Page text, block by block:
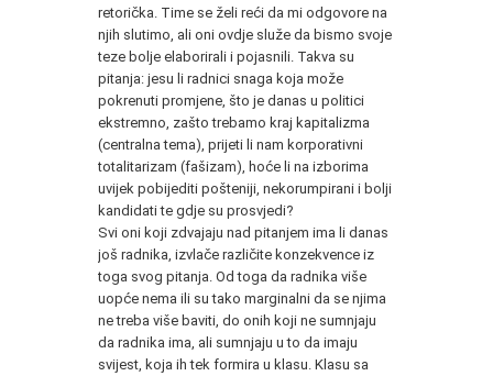
retorička. Time se želi reći da mi odgovore na
njih slutimo, ali oni ovdje služe da bismo svoje
teze bolje elaborirali i pojasnili. Takva su
pitanja: jesu li radnici snaga koja može
pokrenuti promjene, što je danas u politici
ekstremno, zašto trebamo kraj kapitalizma
(centralna tema), prijeti li nam korporativni
totalitarizam (fašizam), hoće li na izborima
uvijek pobijediti pošteniji, nekorumpirani i bolji
kandidati te gdje su prosvjedi?
Svi oni koji zdvajaju nad pitanjem ima li danas
još radnika, izvlače različite konzekvence iz
toga svog pitanja. Od toga da radnika više
uopće nema ili su tako marginalni da se njima
ne treba više baviti, do onih koji ne sumnjaju
da radnika ima, ali sumnjaju u to da imaju
svijest, koja ih tek formira u klasu. Klasu sa